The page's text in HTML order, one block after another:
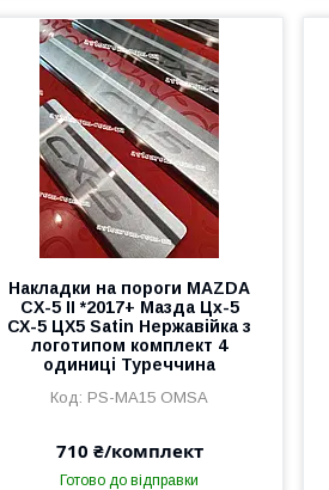
Накладки на пороги MAZDA
CX-5 II *2017+ Мазда Цх-5
СХ-5 ЦХ5 Satin Нержавійка з
логотипом комплект 4
одиниці Туреччина
PS-MA15 OMSA
710 ₴/комплект
Готово до відправки